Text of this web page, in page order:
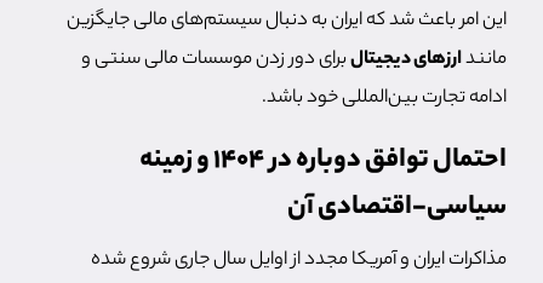
این امر باعث شد که ایران به دنبال سیستم‌های مالی جایگزین
مانندارزهای دیجیتالبرای دور زدن موسسات مالی سنتی و
ادامه تجارت بین‌المللی خود باشد.
احتمال توافق دوباره در ۱۴۰۴ و زمینه
سیاسی-اقتصادی آن
مذاکرات ایران و آمریکا مجدد از اوایل سال جاری شروع شده